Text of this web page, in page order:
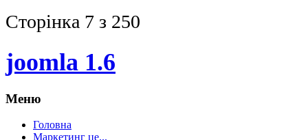
Сторінка 7 з 250
joomla 1.6
Меню
Головна
Маркетинг це...